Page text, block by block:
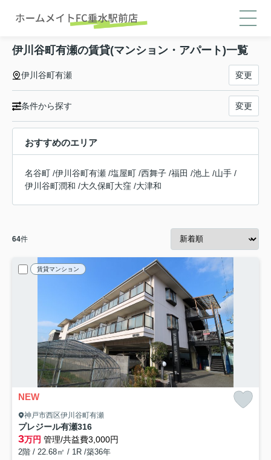
伊川谷町有瀬の賃貸(マンション・アパート)一覧
伊川谷町有瀬 変更
条件から探す 変更
おすすめのエリア
名谷町 /伊川谷町有瀬 /塩屋町 /西舞子 /福田 /池上 /山手 /
伊川谷町潤和 /大久保町大窪 /大津和
64件
賃貸マンション
NEW
神戸市西区伊川谷町有瀬
プレジール有瀬316
3万円 管理/共益費3,000円
2階 / 22.68㎡ / 1R /築36年